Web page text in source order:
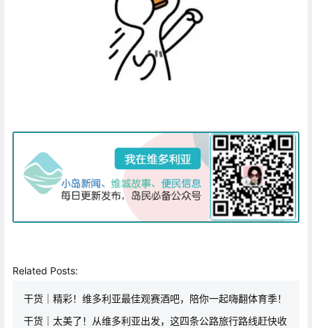
Related Posts:
干货｜精彩！维多利亚最佳观赛酒吧，陪你一起嗨翻体育季！
干货｜太美了！从维多利亚出发，这四条公路旅行路线赶快收